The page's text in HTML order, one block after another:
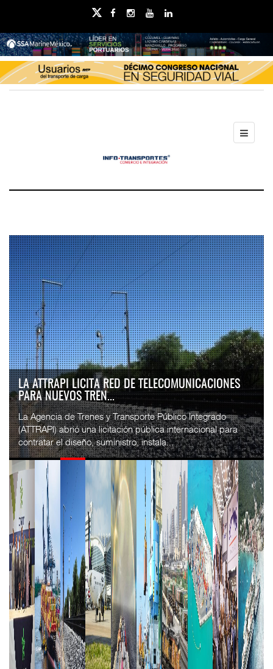
LA ATTRAPI LICITA RED DE TELECOMUNICACIONES
PARA NUEVOS TREN...
La Agencia de Trenes y Transporte Público Integrado
(ATTRAPI) abrió una licitación pública internacional para
contratar el diseño, suministro, instala...